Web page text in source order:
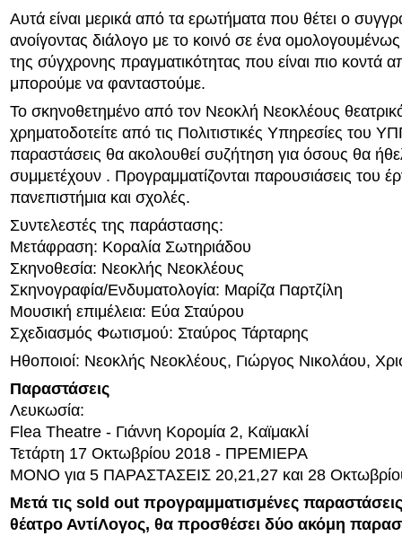
Αυτά είναι μερικά από τα ερωτήματα που θέτει ο
ανοίγοντας διάλογο με το κοινό σε ένα
της σύγχρονης πραγματικότητας που είναι πιο κοντά
μπορούμε να φανταστούμε.
Το σκηνοθετημένο από τον Νεοκλή Νεοκλέους
χρηματοδοτείτε από τις Πολιτιστικές Υπηρεσίες του
παραστάσεις θα ακολουθεί συζήτηση για όσους θα
συμμετέχουν . Προγραμματίζονται παρουσιάσεις του
πανεπιστήμια και σχολές.
Συντελεστές της παράστασης:
Μετάφραση: Κοραλία Σωτηριάδου
Σκηνοθεσία: Νεοκλής Νεοκλέους
Σκηνογραφία/Ενδυματολογία: Μαρίζα Παρτζίλη
Μουσική επιμέλεια: Εύα Σταύρου
Σχεδιασμός Φωτισμού: Σταύρος Τάρταρης
Ηθοποιοί: Νεοκλής Νεοκλέους, Γιώργος Νικολάου,
Παραστάσεις
Λευκωσία:
Flea Theatre - Γιάννη Κορομία 2, Καϊμακλί
Τετάρτη 17 Οκτωβρίου 2018 - ΠΡΕΜΙΕΡΑ
ΜΟΝΟ για 5 ΠΑΡΑΣΤΑΣΕΙΣ 20,21,27 και 28
Μετά τις sold out προγραμματισμένες
θέατρο ΑντίΛογος, θα προσθέσει δύο ακόμη